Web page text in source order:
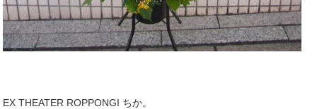
EX THEATER ROPPONGI ちか。